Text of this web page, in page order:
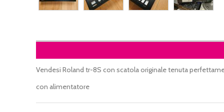
Vendesi Roland tr-8S con scatola originale tenuta
con alimentatore